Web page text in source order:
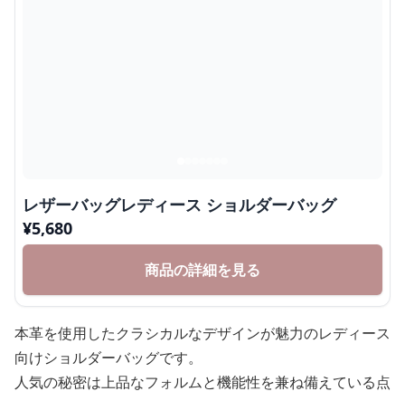
レザーバッグレディース ショルダーバッグ
¥5,680
商品の詳細を見る
本革を使用したクラシカルなデザインが魅力のレディース
向けショルダーバッグです。
人気の秘密は上品なフォルムと機能性を兼ね備えている点